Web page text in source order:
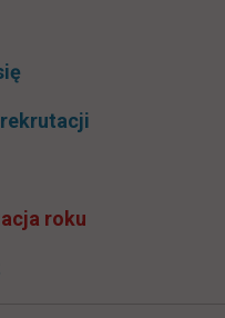
link otwiera się w
roku